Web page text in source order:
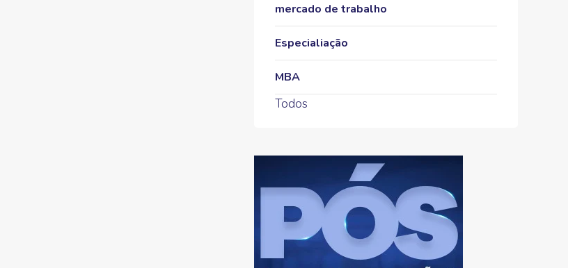
mercado de trabalho
Especialiação
MBA
Todos